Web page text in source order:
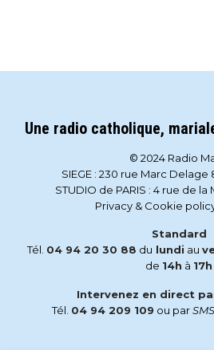
Une radio catholique,
© 2024 Radio
SIEGE : 230 rue Marc Delage
STUDIO de PARIS : 4 rue de
Privacy & Cookie
Standard
Tél. 04 94 20 30 88 du lundi au
de 14h à 17h
Intervenez en direct
Tél. 04 94 209 109 ou parSMS